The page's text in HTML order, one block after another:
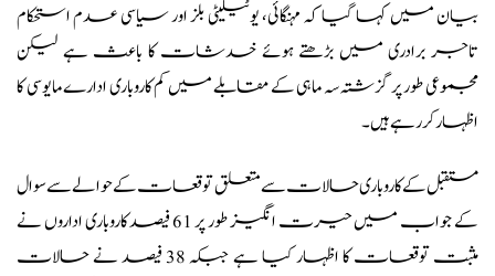
بیان میں کہا گیا کہ مہنگائی، یوٹیلیٹی بلز اور سیاسی عدم استحکام
تاجر برادری میں بڑھتے ہوئے خدشات کا باعث ہے لیکن
مجموعی طور پر گزشتہ سہ ماہی کے مقابلے میں کم کاروباری ادارے مایوسی کا
اظہار کر رہے ہیں۔
مستقبل کے کاروباری حالات سے متعلق توقعات کے حوالے سے سوال
کے جواب میں حیرت انگیز طور پر 61 فیصد کاروباری اداروں نے
مثبت توقعات کا اظہار کیا ہے جبکہ 38 فیصد نے حالات